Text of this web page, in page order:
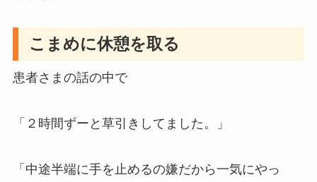
こまめに休憩を取る
患者さまの話の中で
「２時間ずーと草引きしてました。」
「中途半端に手を止めるの嫌だから一気にやっ